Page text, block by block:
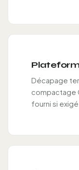
Décapage
compactage
fourni si